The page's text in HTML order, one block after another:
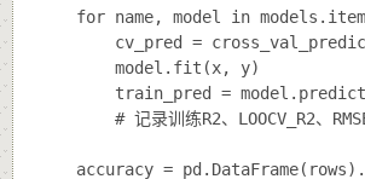
for name, model in
cv_pred =
        model.fit(x, y)
train_pred =
# 记录训练R2、LOOCV_R2、
accuracy =